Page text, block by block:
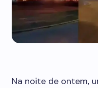
Na noite de ontem,